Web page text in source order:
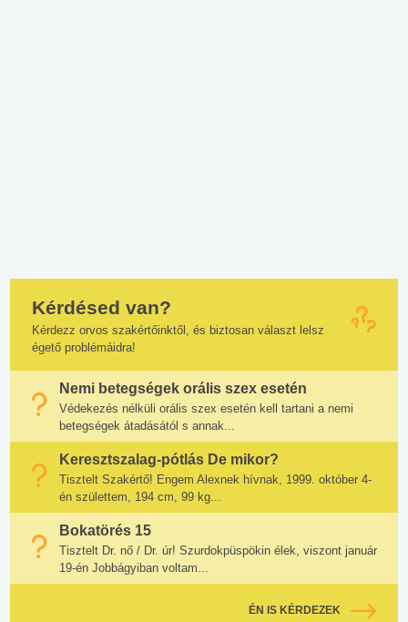
Kérdésed van?
Kérdezz orvos szakértőinktől, és biztosan választ lelsz
égető problémáidra!
Nemi betegségek orális szex esetén
Védekezés nélküli orális szex esetén kell tartani a nemi
betegségek átadásától s annak...
Keresztszalag-pótlás De mikor?
Tisztelt Szakértő! Engem Alexnek hívnak, 1999. október 4-
én születtem, 194 cm, 99 kg...
Bokatörés 15
Tisztelt Dr. nő / Dr. úr! Szurdokpüspökin élek, viszont január
19-én Jobbágyiban voltam...
ÉN IS KÉRDEZEK